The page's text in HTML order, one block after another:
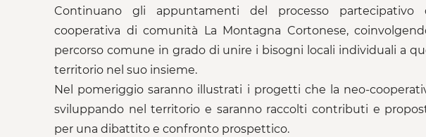
Continuano gli appuntamenti del processo partecipativo
cooperativa di comunità La Montagna Cortonese,
percorso comune in grado di unire i bisogni locali individuali a
territorio nel suo insieme.
Nel pomeriggio saranno illustrati i progetti che la neo-
sviluppando nel territorio e saranno raccolti contributi e
per una dibattito e confronto prospettico.